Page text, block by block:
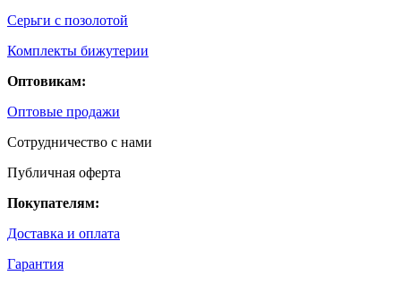
Серьги с позолотой
Комплекты бижутерии
Оптовикам:
Оптовые продажи
Сотрудничество с нами
Публичная оферта
Покупателям:
Доставка и оплата
Гарантия